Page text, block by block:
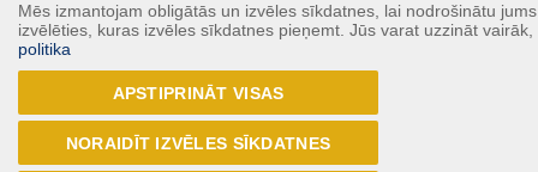
Mēs izmantojam obligātās un izvēles sīkdatnes, lai nodrošinātu
izvēlēties, kuras izvēles sīkdatnes pieņemt. Jūs varat uzzināt
politika
APSTIPRINĀT VISAS
NORAIDĪT IZVĒLES SĪKDATNES